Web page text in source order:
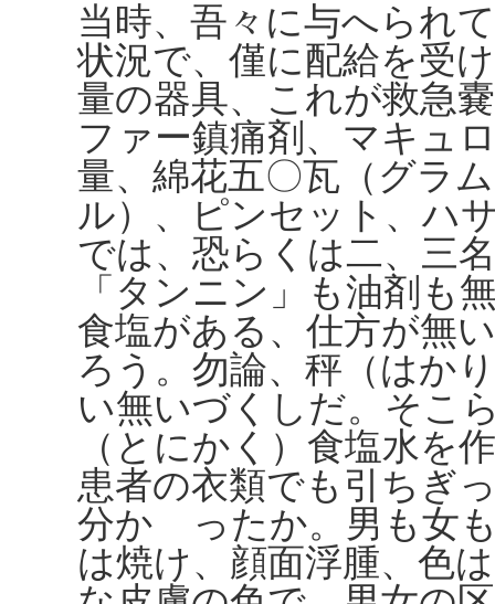
当時、吾々に与へられ
状況で、僅に配給を受
量の器具、これが救急
ファー鎮痛剤、マキュ
量、綿花五〇瓦（グラ
ル）、ピンセット、ハ
では、恐らくは二、三
「タンニン」も油剤も
食塩がある、仕方が無
ろう。勿論、秤（はか
い無いづくしだ。そこ
（とにかく）食塩水を
患者の衣類でも引ちぎ
分かゝったか。男も女
は焼け、顔面浮腫、色